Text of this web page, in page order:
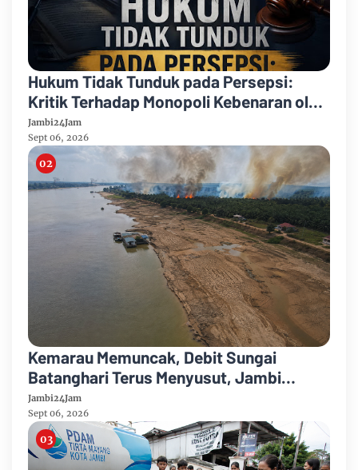
Hukum Tidak Tunduk pada Persepsi:
Kritik Terhadap Monopoli Kebenaran oleh
Media dan Aktivis
Jambi24Jam
Sept 06, 2026
Kemarau Memuncak, Debit Sungai
Batanghari Terus Menyusut, Jambi
Hadapi Ancaman Krisis Air Bersih dan
Karhutla
Jambi24Jam
Sept 06, 2026